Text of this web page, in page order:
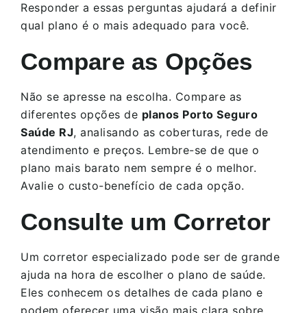
Responder a essas perguntas ajudará a definir
qual plano é o mais adequado para você.
Compare as Opções
Não se apresse na escolha. Compare as
diferentes opções de planos Porto Seguro
Saúde RJ, analisando as coberturas, rede de
atendimento e preços. Lembre-se de que o
plano mais barato nem sempre é o melhor.
Avalie o custo-benefício de cada opção.
Consulte um Corretor
Um corretor especializado pode ser de grande
ajuda na hora de escolher o plano de saúde.
Eles conhecem os detalhes de cada plano e
podem oferecer uma visão mais clara sobre